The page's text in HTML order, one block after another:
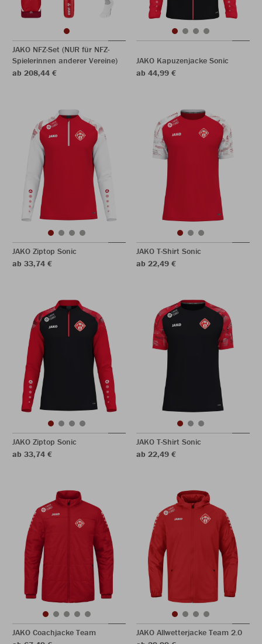
JAKO NFZ-Set (NUR für NFZ-
Spielerinnen anderer Vereine)
ab 208,44 €
JAKO Kapuzenjacke Sonic
ab 44,99 €
JAKO Ziptop Sonic
ab 33,74 €
JAKO T-Shirt Sonic
ab 22,49 €
JAKO Ziptop Sonic
ab 33,74 €
JAKO T-Shirt Sonic
ab 22,49 €
JAKO Coachjacke Team
JAKO Allwetterjacke Team 2.0